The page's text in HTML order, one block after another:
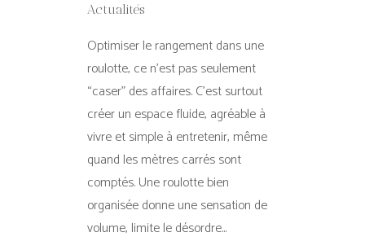
Actualités
Optimiser le rangement dans une
roulotte, ce n’est pas seulement
“caser” des affaires. C’est surtout
créer un espace fluide, agréable à
vivre et simple à entretenir, même
quand les mètres carrés sont
comptés. Une roulotte bien
organisée donne une sensation de
volume, limite le désordre...